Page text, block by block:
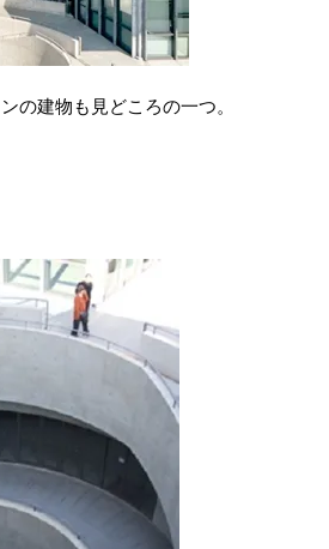
の建物も見どころの一つ。